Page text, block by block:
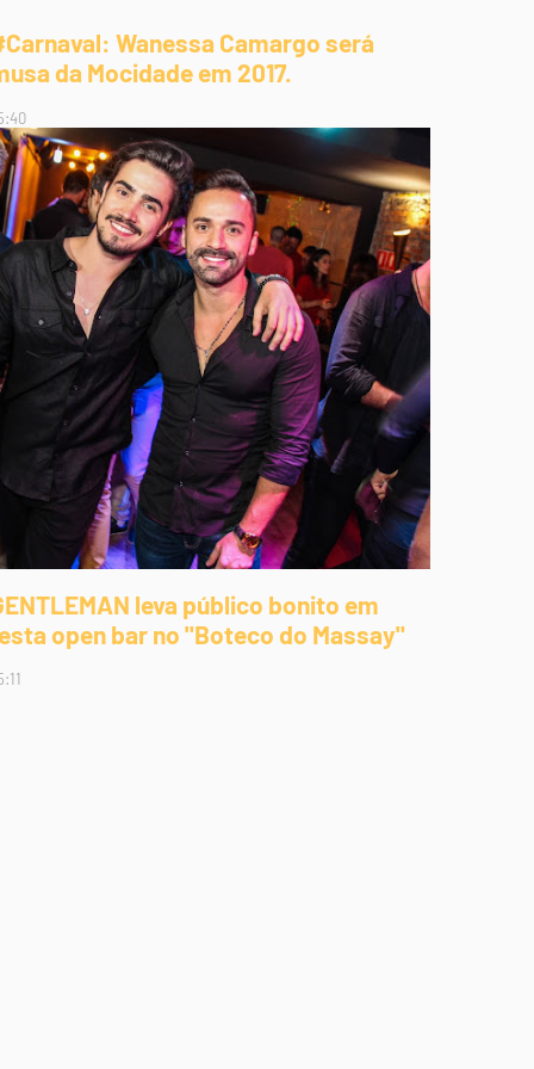
Wanessa Camargo será
da Mocidade em 2017.
leva público bonito em
open bar no "Boteco do Massay"